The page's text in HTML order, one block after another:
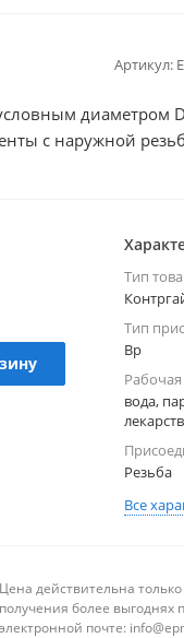
Артикул:
диаметром
с наружной
Изготовлена
Тип
Тип
Вр
Рабочая
вода,
Резьба
Все
Цена действительна
получения более
электронной почте: